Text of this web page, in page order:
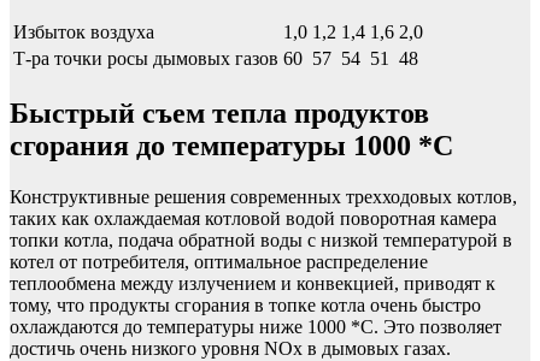
Избыток воздуха 1,0 1,2 1,4 1,6 2,0
Т-ра точки росы дымовых газов 60 57 54 51 48
Быстрый съем тепла продуктов
сгорания до температуры 1000 *С
Конструктивные решения современных трехходовых котлов,
таких как охлаждаемая котловой водой поворотная камера
топки котла, подача обратной воды с низкой температурой в
котел от потребителя, оптимальное распределение
теплообмена между излучением и конвекцией, приводят к
тому, что продукты сгорания в топке котла очень быстро
охлаждаются до температуры ниже 1000 *С. Это позволяет
достичь очень низкого уровня NOx в дымовых газах.